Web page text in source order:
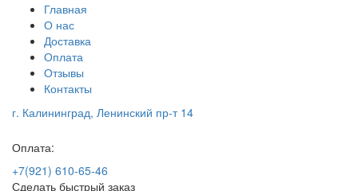
Главная
О нас
Доставка
Оплата
Отзывы
Контакты
г. Калининград, Ленинский пр-т 14
Оплата:
+7(921) 610-65-46
Сделать быстрый заказ